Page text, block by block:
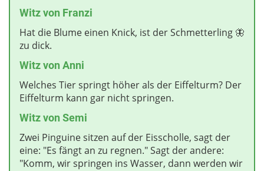
Witz von Franzi
Hat die Blume einen Knick, ist der Schmetterling 🦋
zu dick.
Witz von Anni
Welches Tier springt höher als der Eiffelturm? Der
Eiffelturm kann gar nicht springen.
Witz von Semi
Zwei Pinguine sitzen auf der Eisscholle, sagt der
eine: "Es fängt an zu regnen." Sagt der andere:
"Komm, wir springen ins Wasser, dann werden wir